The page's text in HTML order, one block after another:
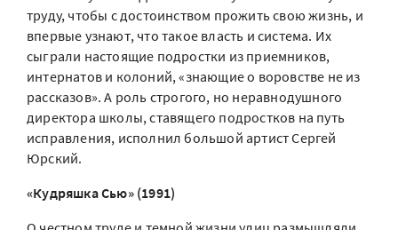
труду, чтобы с достоинством прожить свою жизнь, и
впервые узнают, что такое власть и система. Их
сыграли настоящие подростки из приемников,
интернатов и колоний, «знающие о воровстве не из
рассказов». А роль строгого, но неравнодушного
директора школы, ставящего подростков на путь
исправления, исполнил большой артист Сергей
Юрский.
«Кудряшка Сью» (1991)